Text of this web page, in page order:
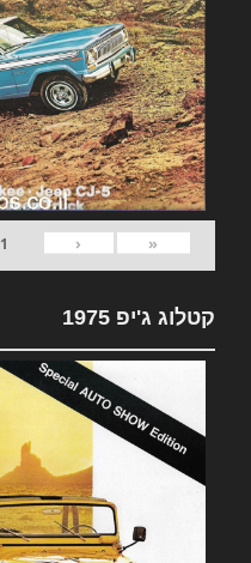
«
‹
1
קטלוג ג'יפ 1975